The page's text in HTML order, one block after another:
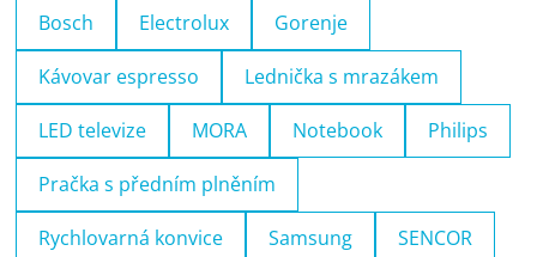
Bosch Electrolux Gorenje
Kávovar espresso Lednička s mrazákem
LED televize MORA Notebook Philips
Pračka s předním plněním
Rychlovarná konvice Samsung SENCOR